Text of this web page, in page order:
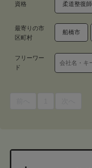
資格 柔道整復師
最寄りの市
区町村
船橋市
フリーワー
ド